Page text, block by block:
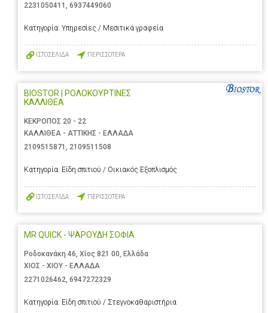
2231050411
6937449060
Κατηγορία: Υπηρεσίες / Μεσιτικά γραφεία
ΙΣΤΟΣΕΛΙΔΑ ΠΕΡΙΣΣΟΤΕΡΑ
BIOSTOR | ΡΟΛΟΚΟΥΡΤΙΝΕΣ
ΚΑΛΛΙΘΕΑ
ΚΕΚΡΟΠΟΣ 20 - 22
ΚΑΛΛΙΘΕΑ - ΑΤΤΙΚΗΣ - ΕΛΛΑΔΑ
2109515871 , 2109511508
Κατηγορία: Είδη σπιτιού / Οικιακός Εξοπλισμός
ΙΣΤΟΣΕΛΙΔΑ ΠΕΡΙΣΣΟΤΕΡΑ
MR QUICK - ΨΑΡΟΥΔΗ ΣΟΦΙΑ
Ροδοκανάκη 46, Χίος 821 00, Ελλάδα
ΧΙΟΣ - ΧΙΟΥ - ΕΛΛΑΔΑ
2271026462, 6947272329
Κατηγορία: Είδη σπιτιού / Στεγνοκαθαριστήρια